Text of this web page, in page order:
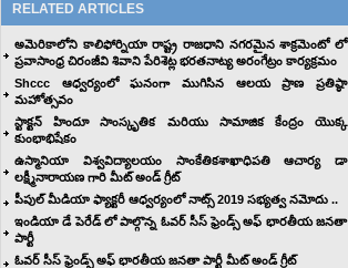
RELATED ARTICLES
అమెరికాలోని కాలిఫోర్నియా రాష్ట్ర రాజధాని నగరమైన శాక్రమెంటో లో
ప్రవాసాంధ్ర చిరంజీవి శివాని పేరిశెట్ల భరతనాట్య అరంగేట్రం కార్యక్రమం
Shccc ఆధ్వర్యంలో ఘనంగా ముగిసిన ఆలయ ప్రాణ ప్రతిష్ఠా
మహోత్సవం
స్టాక్టన్ హిందూ సాంస్కృతిక మరియు సామాజిక కేంద్రం యొక్క
కుంభాభిషేకం
ఉస్మానియా విశ్వవిద్యాలయం సాంకేతికశాఖాధిపతి ఆచార్య డా
లక్ష్మీనారాయణ గారి మీట్ అండ్ గ్రీట్
పీపుల్ మీడియా ఫ్యాక్టరీ ఆధ్వర్యంలో నాట్స్ 2019 సభ్యత్వ నమోదు ..
ఇండియా డే పెరేడ్ లో పాల్గొన్న ఓవర్ సీస్ ఫ్రెండ్స్ అఫ్ భారతీయ జనతా
పార్టీ
ఓవర్ సీస్ ఫ్రెండ్స్ అఫ్ భారతీయ జనతా పార్టీ మీట్ అండ్ గ్రీట్